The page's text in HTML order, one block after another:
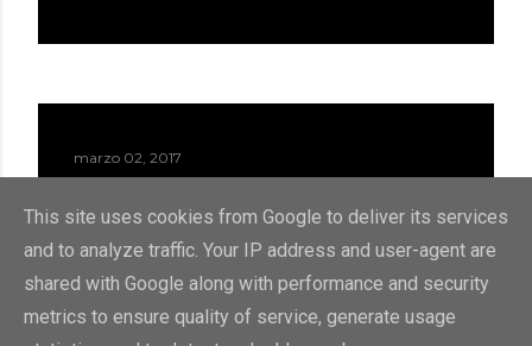
marzo 02, 2017
Compartir Publicar un comentario
This site uses cookies from Google to deliver its services
and to analyze traffic. Your IP address and user-agent are
shared with Google along with performance and security
metrics to ensure quality of service, generate usage